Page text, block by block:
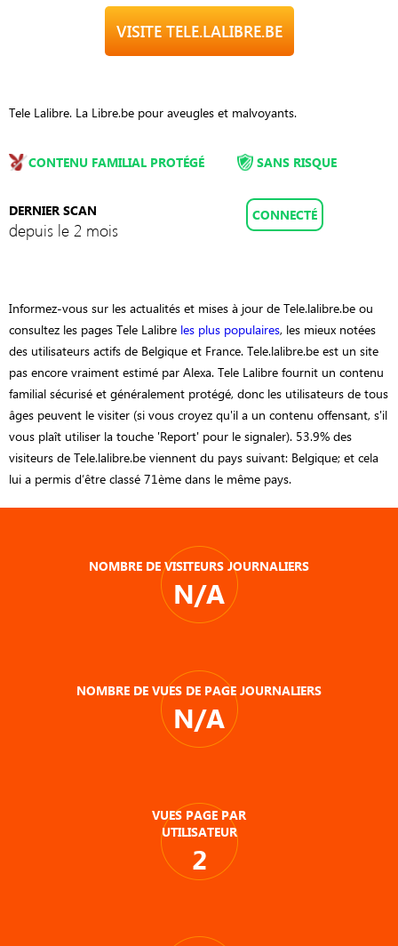
VISITE TELE.LALIBRE.BE
Tele Lalibre. La Libre.be pour aveugles et malvoyants.
CONTENU FAMILIAL PROTÉGÉ
DERNIER SCAN
depuis le 2 mois
SANS RISQUE
CONNECTÉ
Informez-vous sur les actualités et mises à jour de Tele.lalibre.be ou
consultez les pages Tele Lalibre les plus populaires, les mieux notées
des utilisateurs actifs de Belgique et France. Tele.lalibre.be est un site
pas encore vraiment estimé par Alexa. Tele Lalibre fournit un contenu
familial sécurisé et généralement protégé, donc les utilisateurs de tous
âges peuvent le visiter (si vous croyez qu'il a un contenu offensant, s'il
vous plaît utiliser la touche 'Report' pour le signaler). 53.9% des
visiteurs de Tele.lalibre.be viennent du pays suivant: Belgique; et cela
lui a permis d’être classé 71ème dans le même pays.
NOMBRE DE VISITEURS JOURNALIERS
N/A
NOMBRE DE VUES DE PAGE JOURNALIERS
N/A
VUES PAGE PAR
UTILISATEUR
2